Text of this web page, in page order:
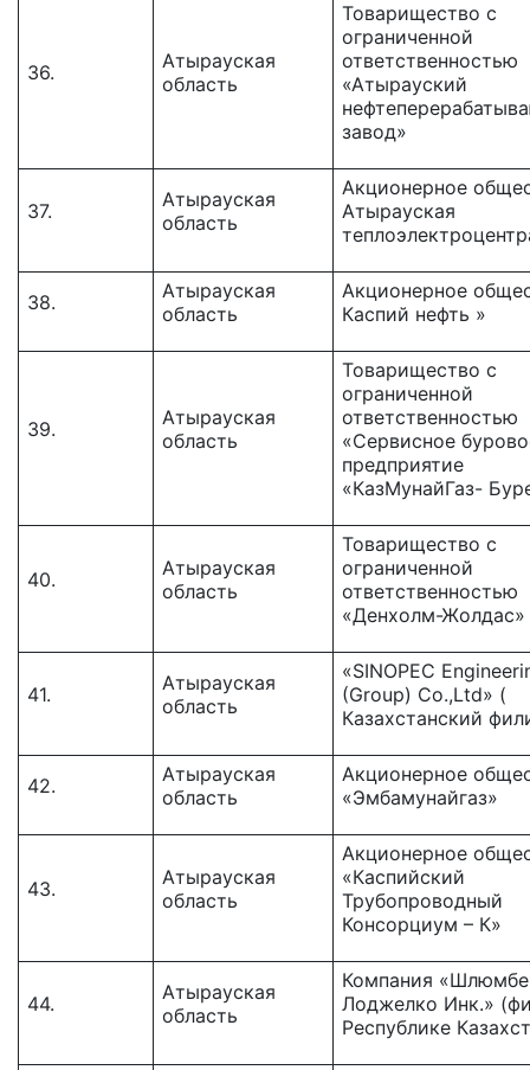
36.
Атырауская
область
Товарищество с
ограниченной
ответственностью
«Атырауский
завод»
37.
Атырауская
область
Акционерное
Атырауская
38.
Атырауская
область
Акционерное
Каспий нефть »
39.
Атырауская
область
Товарищество c
ограниченной
ответственностью
«Сервисное
предприятие
«КазМунайГаз-
40.
Атырауская
область
Товарищество с
ограниченной
ответственностью
«Денхолм-Жолдас»
41.
Атырауская
область
«SINOPEC
(Group) Co.,Ltd» (
Казахстанский
42.
Атырауская
область
Акционерное
«Эмбамунайгаз»
43.
Атырауская
область
Акционерное
«Каспийский
Трубопроводный
Консорциум – К»
44.
Атырауская
область
Компания
Лоджелко Инк.»
Республике